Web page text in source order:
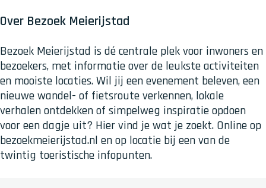
Over Bezoek Meierijstad
Bezoek Meierijstad is dé centrale plek voor inwoners en
bezoekers, met informatie over de leukste activiteiten
en mooiste locaties. Wil jij een evenement beleven, een
nieuwe wandel- of fietsroute verkennen, lokale
verhalen ontdekken of simpelweg inspiratie opdoen
voor een dagje uit? Hier vind je wat je zoekt. Online op
bezoekmeierijstad.nl en op locatie bij een van de
twintig toeristische infopunten.